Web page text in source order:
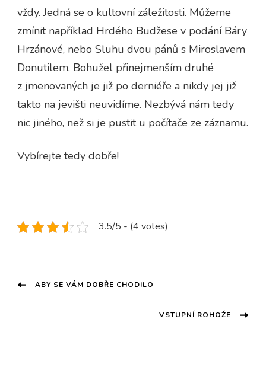
vždy. Jedná se o kultovní záležitosti. Můžeme
zmínit například Hrdého Budžese v podání Báry
Hrzánové, nebo Sluhu dvou pánů s Miroslavem
Donutilem. Bohužel přinejmenším druhé
z jmenovaných je již po derniéře a nikdy jej již
takto na jevišti neuvidíme. Nezbývá nám tedy
nic jiného, než si je pustit u počítače ze záznamu.
Vybírejte tedy dobře!
3.5/5 - (4 votes)
Navigace
ABY SE VÁM DOBŘE CHODILO
VSTUPNÍ ROHOŽE